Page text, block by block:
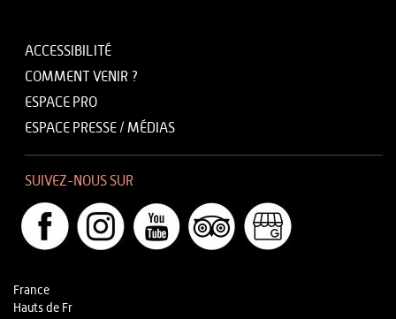
ACCESSIBILITÉ
COMMENT VENIR ?
ESPACE PRO
ESPACE PRESSE / MÉDIAS
SUIVEZ-NOUS SUR
France
Hauts de Fr